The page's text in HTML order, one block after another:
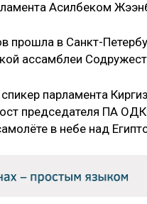
Асилбеком
прошла в Санкт-
ассамблеи
парламента
председателя ПА
в небе над